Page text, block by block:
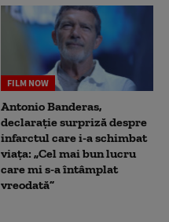
FILM NOW
Antonio Banderas,
declarație surpriză despre
infarctul care i-a schimbat
viața: „Cel mai bun lucru
care mi s-a întâmplat
vreodată”